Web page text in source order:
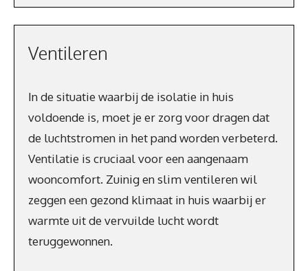
Ventileren
In de situatie waarbij de isolatie in huis
voldoende is, moet je er zorg voor dragen dat
de luchtstromen in het pand worden verbeterd.
Ventilatie is cruciaal voor een aangenaam
wooncomfort. Zuinig en slim ventileren wil
zeggen een gezond klimaat in huis waarbij er
warmte uit de vervuilde lucht wordt
teruggewonnen.